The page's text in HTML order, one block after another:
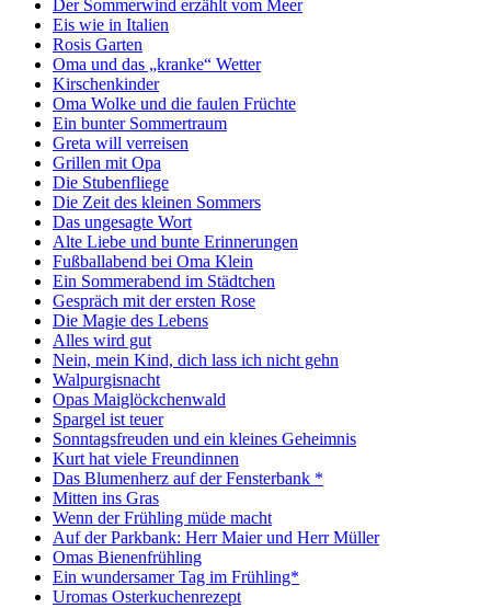
Der Sommerwind erzählt vom Meer
Eis wie in Italien
Rosis Garten
Oma und das „kranke“ Wetter
Kirschenkinder
Oma Wolke und die faulen Früchte
Ein bunter Sommertraum
Greta will verreisen
Grillen mit Opa
Die Stubenfliege
Die Zeit des kleinen Sommers
Das ungesagte Wort
Alte Liebe und bunte Erinnerungen
Fußballabend bei Oma Klein
Ein Sommerabend im Städtchen
Gespräch mit der ersten Rose
Die Magie des Lebens
Alles wird gut
Nein, mein Kind, dich lass ich nicht gehn
Walpurgisnacht
Opas Maiglöckchenwald
Spargel ist teuer
Sonntagsfreuden und ein kleines Geheimnis
Kurt hat viele Freundinnen
Das Blumenherz auf der Fensterbank *
Mitten ins Gras
Wenn der Frühling müde macht
Auf der Parkbank: Herr Maier und Herr Müller
Omas Bienenfrühling
Ein wundersamer Tag im Frühling*
Uromas Osterkuchenrezept